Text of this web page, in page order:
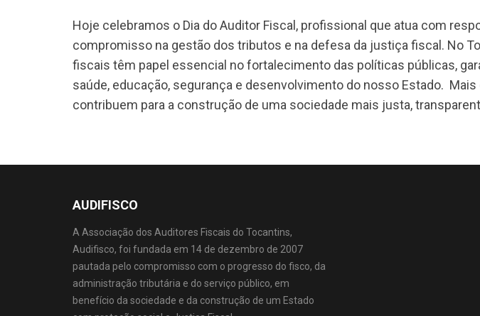
Hoje celebramos o Dia do Auditor Fiscal, profissional que atua com
compromisso na gestão dos tributos e na defesa da justiça fiscal. No
fiscais têm papel essencial no fortalecimento das políticas públicas,
saúde, educação, segurança e desenvolvimento do nosso Estado. Mais
contribuem para a construção de uma sociedade mais justa,
AUDIFISCO
A Associação dos Auditores Fiscais do Tocantins,
Audifisco, foi fundada em 14 de dezembro de 2007
pautada pelo compromisso com o progresso do fisco, da
administração tributária e do serviço público, em
benefício da sociedade e da construção de um Estado